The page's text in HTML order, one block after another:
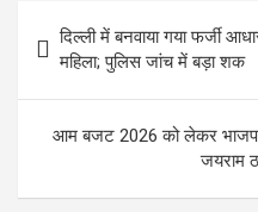
Post
navigation
दिल्ली में बनवाया गया फर्जी
महिला; पुलिस जांच में बड़ा शक
आम बजट 2026 को लेकर भाजपा
जयराम